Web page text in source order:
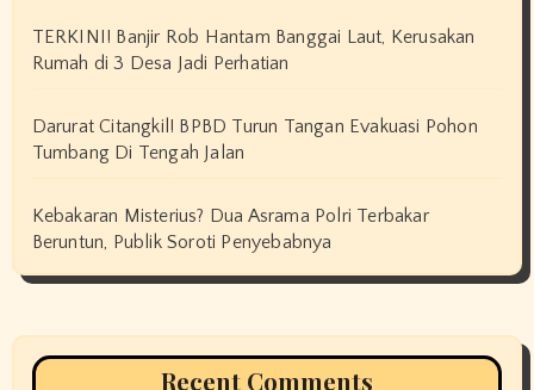
TERKINI! Banjir Rob Hantam Banggai Laut, Kerusakan
Rumah di 3 Desa Jadi Perhatian
Darurat Citangkil! BPBD Turun Tangan Evakuasi Pohon
Tumbang Di Tengah Jalan
Kebakaran Misterius? Dua Asrama Polri Terbakar
Beruntun, Publik Soroti Penyebabnya
Recent Comments